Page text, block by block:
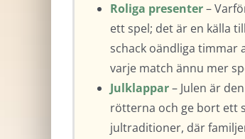
Roliga presenter–
ett spel; det är en källa
schack oändliga timmar
varje match ännu mer
Julklappar– Julen är
rötterna och ge bort ett
jultraditioner, där